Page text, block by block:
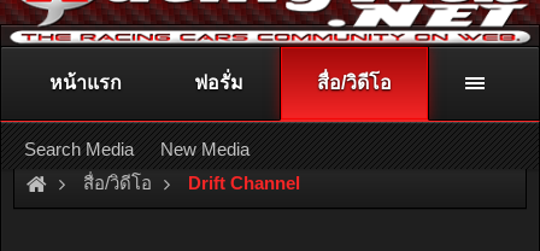
ติดต่อลงโฆษณา racingweb@gmail.comหรือโทร. 081-811-1138
หรืออ่านรายละเอียดเพิ่มเติม คลิกที่นี่
สื่อ/วิดีโอ Drift Channel
หน้าแรก ฟอรั่ม สื่อ/วิดีโอ
Search Media New Media